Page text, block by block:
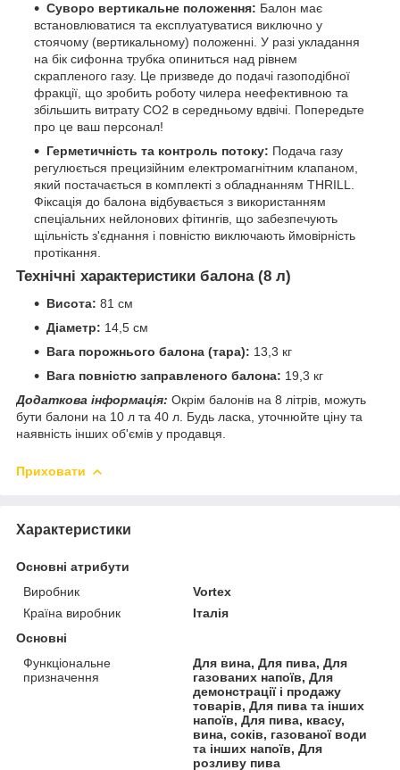
Суворо вертикальне положення: Балон має
встановлюватися та експлуатуватися виключно у
стоячому (вертикальному) положенні. У разі укладання
на бік сифонна трубка опиниться над рівнем
скрапленого газу. Це призведе до подачі газоподібної
фракції, що зробить роботу чилера неефективною та
збільшить витрату CO2 в середньому вдвічі. Попередьте
про це ваш персонал!
Герметичність та контроль потоку: Подача газу
регулюється прецизійним електромагнітним клапаном,
який постачається в комплекті з обладнанням THRILL.
Фіксація до балона відбувається з використанням
спеціальних нейлонових фітингів, що забезпечують
щільність з'єднання і повністю виключають ймовірність
протікання.
Технічні характеристики балона (8 л)
Висота: 81 см
Діаметр: 14,5 см
Вага порожнього балона (тара): 13,3 кг
Вага повністю заправленого балона: 19,3 кг
Додаткова інформація: Окрім балонів на 8 літрів, можуть
бути балони на 10 л та 40 л. Будь ласка, уточнюйте ціну та
наявність інших об'ємів у продавця.
Приховати
Характеристики
Основні атрибути
Виробник
Vortex
Країна виробник
Італія
Основні
Функціональне
призначення
Для вина, Для пива, Для
газованих напоїв, Для
демонстрації і продажу
товарів, Для пива та інших
напоїв, Для пива, квасу,
вина, соків, газованої води
та інших напоїв, Для
розливу пива